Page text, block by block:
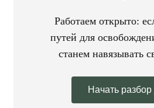
Работаем открыто:
путей для
станем навязывать
Начать разбор